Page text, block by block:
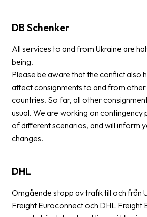
us
Terms
Terms
and
conditions
Privacy
Prohibited
DB Schenker
All services to and from Ukraine are
being.
Please be aware that the conflict also
affect consignments to and from
countries. So far, all other
usual. We are working on contingency
of different scenarios, and will inform
changes.
DHL
Omgående stopp av trafik till och från
Freight Euroconnect och DHL Freight